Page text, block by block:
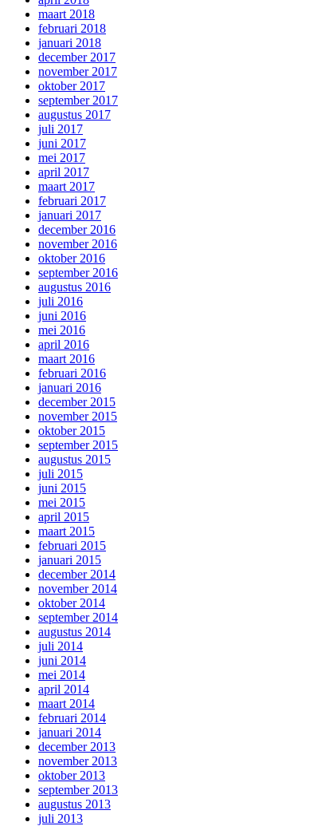
maart 2018
februari 2018
januari 2018
december 2017
november 2017
oktober 2017
september 2017
augustus 2017
juli 2017
juni 2017
mei 2017
april 2017
maart 2017
februari 2017
januari 2017
december 2016
november 2016
oktober 2016
september 2016
augustus 2016
juli 2016
juni 2016
mei 2016
april 2016
maart 2016
februari 2016
januari 2016
december 2015
november 2015
oktober 2015
september 2015
augustus 2015
juli 2015
juni 2015
mei 2015
april 2015
maart 2015
februari 2015
januari 2015
december 2014
november 2014
oktober 2014
september 2014
augustus 2014
juli 2014
juni 2014
mei 2014
april 2014
maart 2014
februari 2014
januari 2014
december 2013
november 2013
oktober 2013
september 2013
augustus 2013
juli 2013